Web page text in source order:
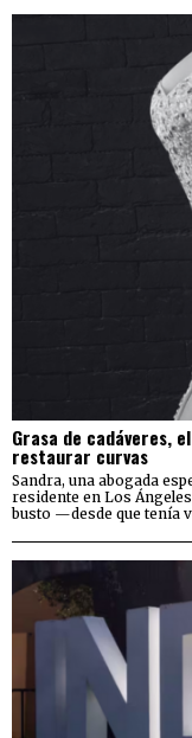
Grasa de cadáveres,
restaurar curvas
Sandra, una abogada
residente en Los
busto —desde que tenía